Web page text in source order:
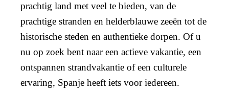
prachtig land met veel te bieden, van de
prachtige stranden en helderblauwe zeeën tot de
historische steden en authentieke dorpen. Of u
nu op zoek bent naar een actieve vakantie, een
ontspannen strandvakantie of een culturele
ervaring, Spanje heeft iets voor iedereen.